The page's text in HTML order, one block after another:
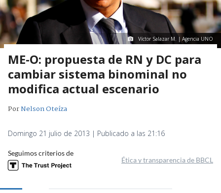
Víctor Salazar M. | Agencia UNO
ME-O: propuesta de RN y DC para
cambiar sistema binominal no
modifica actual escenario
PorNelson Oteíza
Domingo 21 julio de 2013 | Publicado a las 21:16
Seguimos criterios de
Ética y transparencia de BBCL